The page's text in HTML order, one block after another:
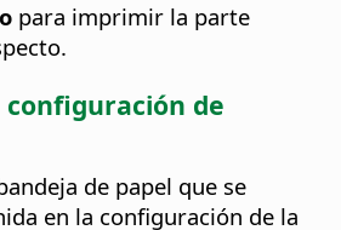
para imprimir la parte
configuración de
de papel que se
en la configuración de la